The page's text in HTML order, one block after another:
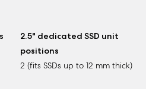
2.5" dedicated SSD unit
positions
2 (fits SSDs up to 12 mm thick)